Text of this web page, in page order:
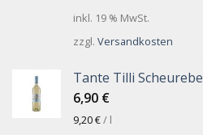
inkl. 19 % MwSt.
zzgl. Versandkosten
Tante Tilli Scheurebe
6,90 €
9,20€/ l